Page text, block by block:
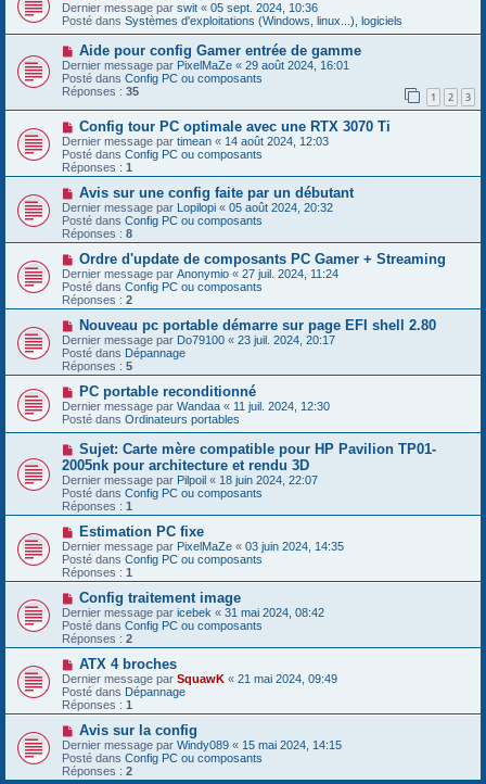
g
e
u
m
e
s
s
a
g
e
o
u
v
a
u
m
e
s
s
a
g
e
Dernier message par swit « 05 sept. 2024, 10:36
Posté dans Systèmes d'exploitations (Windows, linux...), logiciels
N
o
u
v
e
a
u
m
e
s
s
a
g
e
Aide pour config Gamer entrée de gamme
Dernier message par PixelMaZe « 29 août 2024, 16:01
Posté dans Config PC ou composants
Réponses : 35 1 2 3
N
o
u
v
e
u
m
e
s
s
a
g
e
Config tour PC optimale avec une RTX 3070 Ti
Dernier message par timean « 14 août 2024, 12:03
Posté dans Config PC ou composants
Réponses : 1
N
o
u
v
e
a
m
e
s
s
a
g
e
Avis sur une config faite par un débutant
Dernier message par Lopilopi « 05 août 2024, 20:32
Posté dans Config PC ou composants
Réponses : 8
N
o
u
v
e
a
u
m
e
s
s
a
g
e
Ordre d'update de composants PC Gamer + Streaming
Dernier message par Anonymio « 27 juil. 2024, 11:24
Posté dans Config PC ou composants
Réponses : 2
N
o
u
v
e
a
u
m
e
s
a
g
e
Nouveau pc portable démarre sur page EFI shell 2.80
Dernier message par Do79100 « 23 juil. 2024, 20:17
Posté dans Dépannage
Réponses : 5
N
o
u
v
e
a
u
m
e
s
s
g
e
PC portable reconditionné
Dernier message par Wandaa « 11 juil. 2024, 12:30
Posté dans Ordinateurs portables
N
o
u
v
e
a
u
m
e
s
s
g
e
Sujet: Carte mère compatible pour HP Pavilion TP01-
2005nk pour architecture et rendu 3D
Dernier message par Pilpoil « 18 juin 2024, 22:07
Posté dans Config PC ou composants
Réponses : 1
N
o
u
v
e
a
m
e
s
a
g
e
Estimation PC fixe
Dernier message par PixelMaZe « 03 juin 2024, 14:35
Posté dans Config PC ou composants
Réponses : 1
N
o
u
v
e
u
m
e
s
a
g
e
Config traitement image
Dernier message par icebek « 31 mai 2024, 08:42
Posté dans Config PC ou composants
Réponses : 2
N
o
u
v
e
u
m
e
s
ATX 4 broches
Dernier message par SquawK « 21 mai 2024, 09:49
Posté dans Dépannage
Réponses : 1
N
o
u
v
e
Avis sur la config
Dernier message par Windy089 « 15 mai 2024, 14:15
Posté dans Config PC ou composants
Réponses : 2